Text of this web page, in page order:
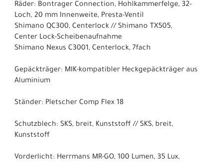
Räder: Bontrager Connection, Hohlkammerfelge, 32-
Loch, 20 mm Innenweite, Presta-Ventil
Shimano QC300, Centerlock // Shimano TX505,
Center Lock-Scheibenaufnahme
Shimano Nexus C3001, Centerlock, 7fach
Gepäckträger: MIK-kompatibler Heckgepäckträger aus
Aluminium
Ständer: Pletscher Comp Flex 18
Schutzblech: SKS, breit, Kunststoff // SKS, breit,
Kunststoff
Vorderlicht: Herrmans MR-GO, 100 Lumen, 35 Lux,